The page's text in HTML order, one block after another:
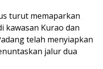
turut memaparkan
kawasan Kurao dan
telah menyiapkan
jalur dua